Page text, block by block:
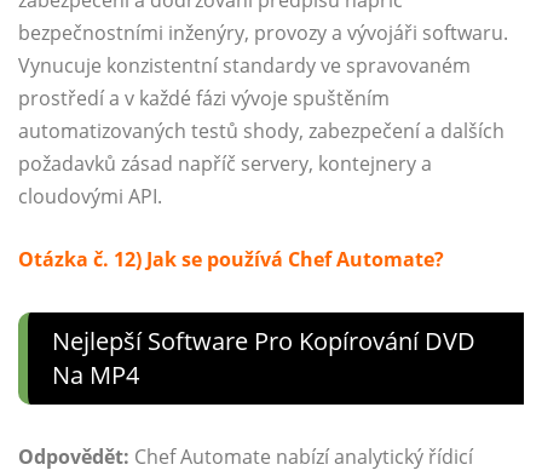
bezpečnostními inženýry, provozy a vývojáři softwaru.
Vynucuje konzistentní standardy ve spravovaném
prostředí a v každé fázi vývoje spuštěním
automatizovaných testů shody, zabezpečení a dalších
požadavků zásad napříč servery, kontejnery a
cloudovými API.
Otázka č. 12) Jak se používá Chef Automate?
Nejlepší Software Pro Kopírování DVD
Na MP4
Odpovědět: Chef Automate nabízí analytický řídicí